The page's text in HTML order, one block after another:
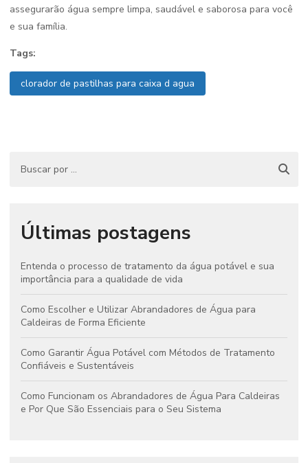
assegurarão água sempre limpa, saudável e saborosa para você
e sua família.
Tags:
clorador de pastilhas para caixa d agua
Últimas postagens
Entenda o processo de tratamento da água potável e sua
importância para a qualidade de vida
Como Escolher e Utilizar Abrandadores de Água para
Caldeiras de Forma Eficiente
Como Garantir Água Potável com Métodos de Tratamento
Confiáveis e Sustentáveis
Como Funcionam os Abrandadores de Água Para Caldeiras
e Por Que São Essenciais para o Seu Sistema